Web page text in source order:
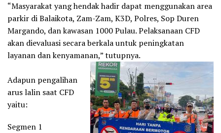
“Masyarakat yang hendak hadir dapat menggunakan area
parkir di Balaikota, Zam-Zam, K3D, Polres, Sop Duren
Margando, dan kawasan 1000 Pulau. Pelaksanaan CFD
akan dievaluasi secara berkala untuk peningkatan
layanan dan kenyamanan,” tutupnya.
Adapun pengalihan
arus lalin saat CFD
yaitu:
Segmen 1